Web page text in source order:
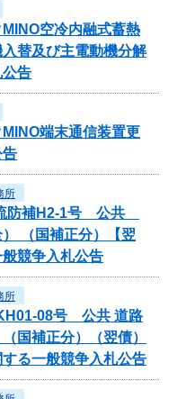
空冷内融式蓄熱
替及び主電動機分解
告
端末通信装置更
告
所
流防補H2-1号 公共
（国補正分）【翌
競争入札公告
所
08号 公共 道路
国補正分）（翌債）
る一般競争入札公告